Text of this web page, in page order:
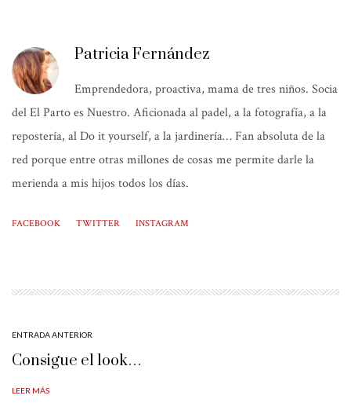
Patricia Fernández
Emprendedora, proactiva, mama de tres niños. Socia
del El Parto es Nuestro. Aficionada al padel, a la fotografía, a la
repostería, al Do it yourself, a la jardinería… Fan absoluta de la
red porque entre otras millones de cosas me permite darle la
merienda a mis hijos todos los días.
FACEBOOK TWITTER INSTAGRAM
ENTRADA ANTERIOR
Consigue el look…
LEER MÁS